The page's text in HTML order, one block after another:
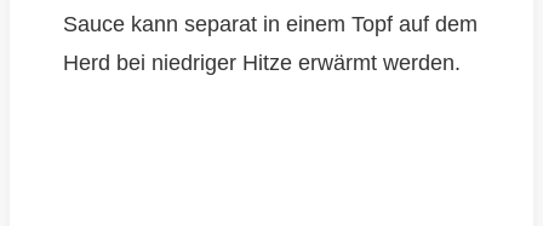
Sauce kann separat in einem Topf auf dem
Herd bei niedriger Hitze erwärmt werden.